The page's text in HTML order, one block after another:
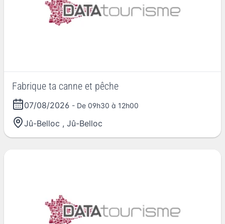
Fabrique ta canne et pêche
07/08/2026 - De 09h30 à 12h00
Jû-Belloc , Jû-Belloc